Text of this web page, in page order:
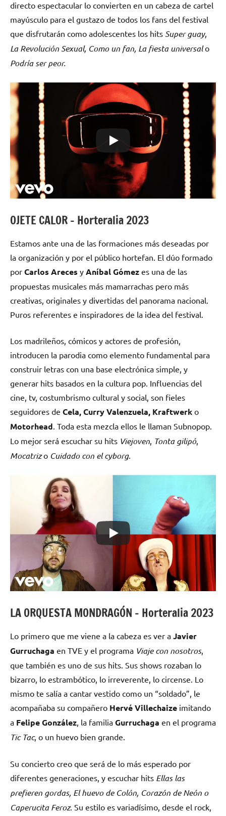
directo espectacular lo convierten en un cabeza de cartel
mayúsculo para el gustazo de todos los fans del festival
que disfrutarán como adolescentes los hits Super guay,
La Revolución Sexual, Como un fan, La fiesta universalo
Podría ser peor.
OJETE CALOR – Horteralia 2023
Estamos ante una de las formaciones más deseadas por
la organización y por el público hortefan. El dúo formado
por Carlos Areces y Aníbal Gómez es una de las
propuestas musicales más mamarrachas pero más
creativas, originales y divertidas del panorama nacional.
Puros referentes e inspiradores de la idea del festival.
Los madrileños, cómicos y actores de profesión,
introducen la parodia como elemento fundamental para
construir letras con una base electrónica simple, y
generar hits basados en la cultura pop. Influencias del
cine, tv, costumbrismo cultural y social, son fieles
seguidores de Cela, Curry Valenzuela, Kraftwerk o
Motorhead. Toda esta mezcla ellos le llaman Subnopop.
Lo mejor será escuchar su hits Viejoven, Tonta gilipó,
Mocatrizo Cuidado con el cyborg.
LA ORQUESTA MONDRAGÓN – Horteralia 2023
Lo primero que me viene a la cabeza es ver a Javier
Gurruchaga en TVE y el programa Viaje con nosotros,
que también es uno de sus hits. Sus shows rozaban lo
bizarro, lo estrambótico, lo irreverente, lo circense. Lo
mismo te salía a cantar vestido como un “soldado”, le
acompañaba su compañero Hervé Villechaize imitando
a Felipe González, la familia Gurruchaga en el programa
Tic Tac, o un huevo bien grande.
Su concierto creo que será de lo más esperado por
diferentes generaciones, y escuchar hits Ellas las
prefieren gordas, El huevo de Colón, Corazón de Neón o
Caperucita Feroz. Su estilo es variadísimo, desde el rock,